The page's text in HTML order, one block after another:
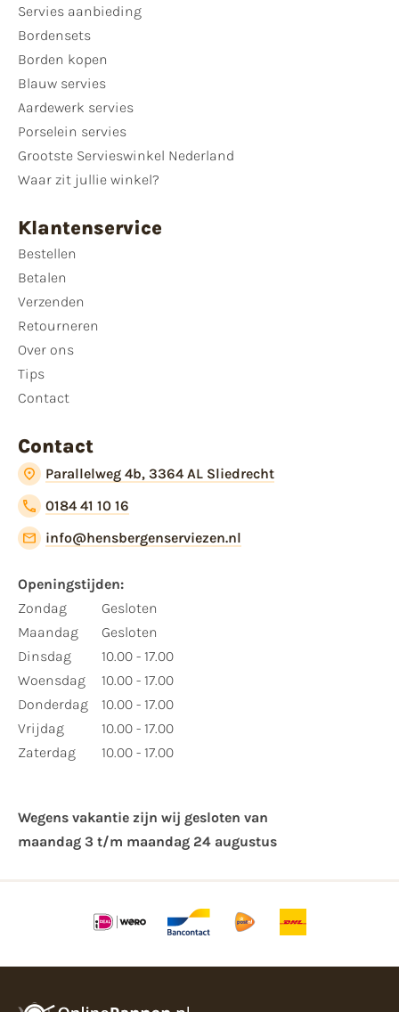
Servies aanbieding
Bordensets
Borden kopen
Blauw servies
Aardewerk servies
Porselein servies
Grootste Servieswinkel Nederland
Waar zit jullie winkel?
Klantenservice
Bestellen
Betalen
Verzenden
Retourneren
Over ons
Tips
Contact
Contact
Parallelweg 4b, 3364 AL Sliedrecht
0184 41 10 16
info@hensbergenserviezen.nl
Openingstijden:
Zondag
Maandag
Dinsdag
Woensdag
Donderdag
Vrijdag
Zaterdag
Gesloten
Gesloten
10.00 - 17.00
10.00 - 17.00
10.00 - 17.00
10.00 - 17.00
10.00 - 17.00
Wegens vakantie zijn wij gesloten van ​
maandag 3 t/m maandag 24 augustus